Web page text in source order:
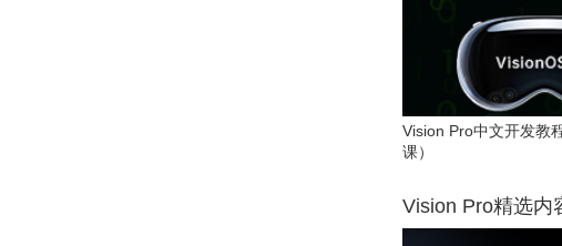
Vision Pro中文开发教
课）
Vision Pro精选内